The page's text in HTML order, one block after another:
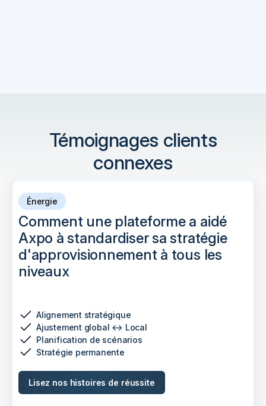
Témoignages clients
connexes
Énergie
Comment une plateforme a aidé
Axpo à standardiser sa stratégie
d'approvisionnement à tous les
niveaux
Alignement stratégique
Ajustement global ↔ Local
Planification de scénarios
Stratégie permanente
Lisez nos histoires de réussite